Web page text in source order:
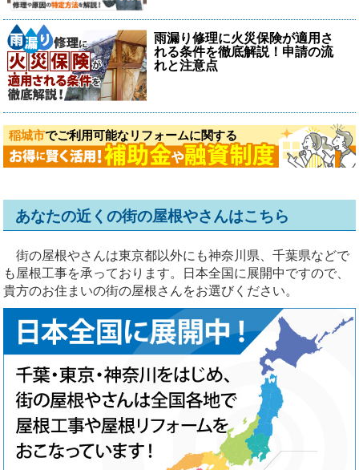
雨漏り修理に火災保険が適用さ
れる条件を徹底解説！申請の流
れと注意点
稲城市でご利用可能なリフォームに関する
あなたの近くの街の屋根やさんはこちら
街の屋根やさんは東京都以外にも神奈川県、千葉県などで
も屋根工事を承っております。日本全国に展開中ですので、
貴方のお住まいの街の屋根さんをお選びください。